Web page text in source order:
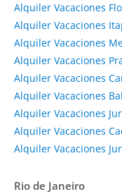
Alquiler Vacaciones
Alquiler Vacaciones
Alquiler Vacaciones
Alquiler Vacaciones
Alquiler Vacaciones
Alquiler Vacaciones
Alquiler Vacaciones
Alquiler Vacaciones
Alquiler Vacaciones
Rio de Janeiro